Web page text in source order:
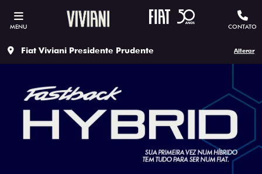
MENU CONTATO
Fiat Viviani Presidente Prudente Alterar